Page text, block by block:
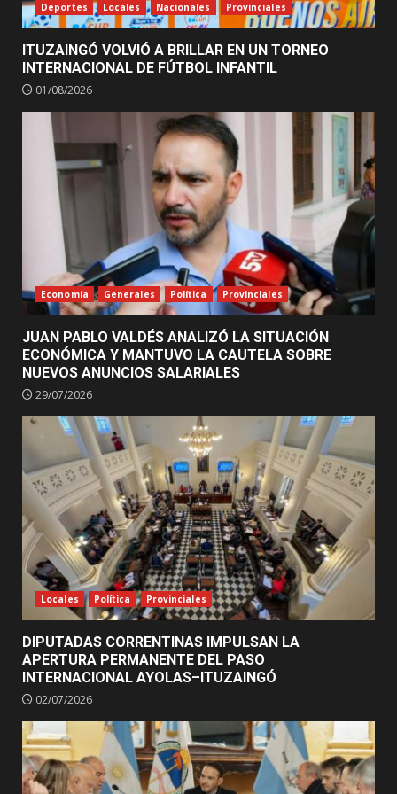
Deportes Locales Nacionales Provinciales
ITUZAINGÓ VOLVIÓ A BRILLAR EN UN TORNEO
INTERNACIONAL DE FÚTBOL INFANTIL
01/08/2026
Economía Generales Política Provinciales
JUAN PABLO VALDÉS ANALIZÓ LA SITUACIÓN
ECONÓMICA Y MANTUVO LA CAUTELA SOBRE
NUEVOS ANUNCIOS SALARIALES
29/07/2026
Locales Política Provinciales
DIPUTADAS CORRENTINAS IMPULSAN LA
APERTURA PERMANENTE DEL PASO
INTERNACIONAL AYOLAS–ITUZAINGÓ
02/07/2026